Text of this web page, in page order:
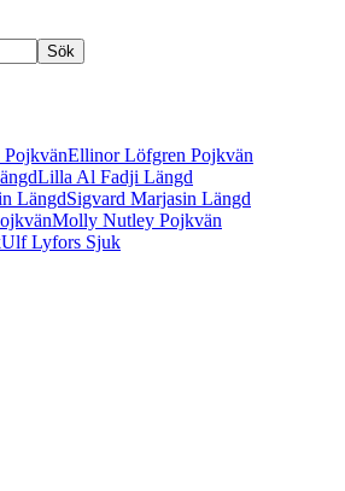
Sök
Ellinor Löfgren Pojkvän
Lilla Al Fadji Längd
Sigvard Marjasin Längd
Molly Nutley Pojkvän
Ulf Lyfors Sjuk